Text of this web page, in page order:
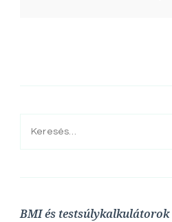
Keresés:
BMI és testsúlykalkulátorok